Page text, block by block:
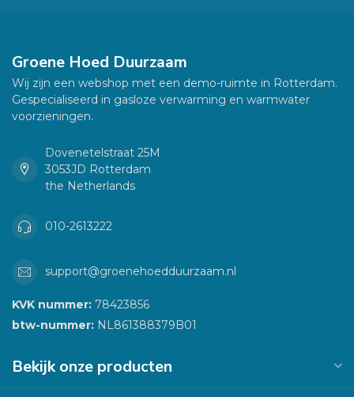
Groene Hoed Duurzaam
Wij zijn een webshop met een demo-ruimte in Rotterdam.
Gespecialiseerd in gasloze verwarming en warmwater
voorzieningen.
Dovenetelstraat 25M
3053JD Rotterdam
the Netherlands
010-2613222
support@groenehoedduurzaam.nl
KVK nummer: 78423856
btw-nummer: NL861388379B01
Bekijk onze producten